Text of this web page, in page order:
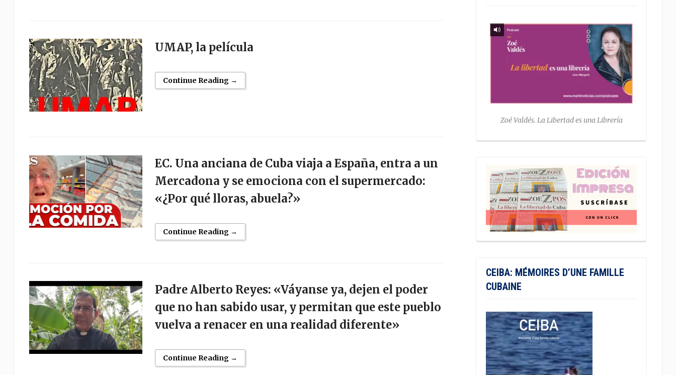
UMAP, la película
Continue Reading →
EC. Una anciana de Cuba viaja a España, entra a un
Mercadona y se emociona con el supermercado:
«¿Por qué lloras, abuela?»
Continue Reading →
Padre Alberto Reyes: «Váyanse ya, dejen el poder
que no han sabido usar, y permitan que este pueblo
vuelva a renacer en una realidad diferente»
Continue Reading →
Zoé Valdés. La Libertad es una Librería
CEIBA: MÉMOIRES D’UNE FAMILLE
CUBAINE